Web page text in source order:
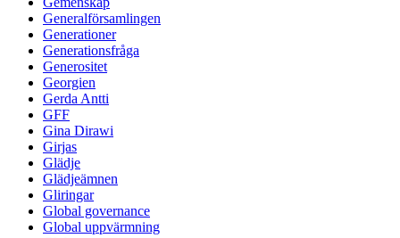
Generalförsamlingen
Generationer
Generationsfråga
Generositet
Georgien
Gerda Antti
GFF
Gina Dirawi
Girjas
Glädje
Glädjeämnen
Gliringar
Global governance
Global uppvärmning